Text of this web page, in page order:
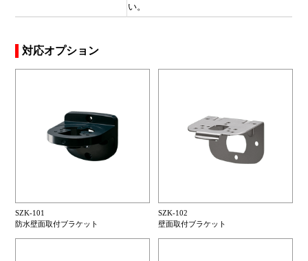
い。
対応オプション
SZK-101
防水壁面取付ブラケット
SZK-102
壁面取付ブラケット